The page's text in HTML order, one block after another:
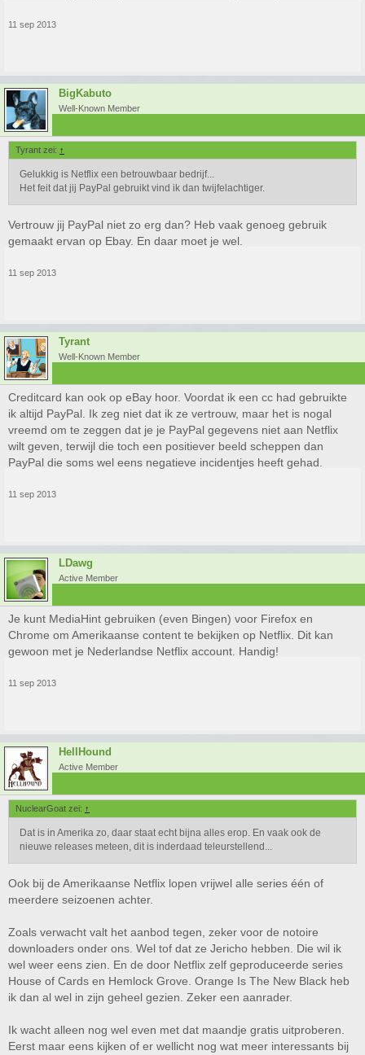
11 sep 2013
BigKabuto
Well-Known Member
Tyrant zei: ↑
Gelukkig is Netflix een betrouwbaar bedrijf...
Het feit dat jij PayPal gebruikt vind ik dan twijfelachtiger.
Vertrouw jij PayPal niet zo erg dan? Heb vaak genoeg gebruik
gemaakt ervan op Ebay. En daar moet je wel.
11 sep 2013
Tyrant
Well-Known Member
Creditcard kan ook op eBay hoor. Voordat ik een cc had gebruikte
ik altijd PayPal. Ik zeg niet dat ik ze vertrouw, maar het is nogal
vreemd om te zeggen dat je je PayPal gegevens niet aan Netflix
wilt geven, terwijl die toch een positiever beeld scheppen dan
PayPal die soms wel eens negatieve incidentjes heeft gehad.
11 sep 2013
LDawg
Active Member
Je kunt MediaHint gebruiken (even Bingen) voor Firefox en
Chrome om Amerikaanse content te bekijken op Netflix. Dit kan
gewoon met je Nederlandse Netflix account. Handig!
11 sep 2013
HellHound
Active Member
NuclearGoat zei: ↑
Dat is in Amerika zo, daar staat echt bijna alles erop. En vaak ook de
nieuwe releases meteen, dit is inderdaad teleurstellend...
Ook bij de Amerikaanse Netflix lopen vrijwel alle series één of
meerdere seizoenen achter.
Zoals verwacht valt het aanbod tegen, zeker voor de notoire
downloaders onder ons. Wel tof dat ze Jericho hebben. Die wil ik
wel weer eens zien. En de door Netflix zelf geproduceerde series
House of Cards en Hemlock Grove. Orange Is The New Black heb
ik dan al wel in zijn geheel gezien. Zeker een aanrader.
Ik wacht alleen nog wel even met dat maandje gratis uitproberen.
Eerst maar eens kijken of er wellicht nog wat meer interessants bij